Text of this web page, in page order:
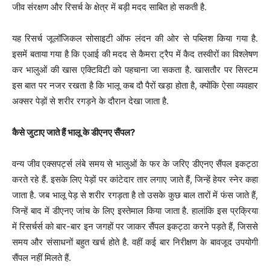
जीव संरक्षण और रिसर्च के क्षेत्र में बड़ी मदद साबित हो सकती है.
यह रिसर्च जूलॉजिकल सोसाइटी ऑफ लंदन की ओर से पब्लिश किया गया है.
इसमें बताया गया है कि एआई की मदद से कैमरा ट्रैप में कैद तस्वीरों का विश्लेषण
कर भालुओं की खास एक्टिविटी को पहचाना जा सकता है. खासतौर पर सिस्टम
इस बात पर नजर रखता है कि भालू कब दौ पैरों खड़ा होता है, क्योंकि ऐसा व्यवहार
अक्सर पेड़ों से शरीर रगड़ने के दौरान देखा जाता है.
कैसे जुटाए जाते हैं भालू के डीएनए सैंपल?
वन्य जीव एक्सपर्ट्स लंबे समय से भालुओं के फर के जरिए डीएनए सैंपल इकट्ठा
करते रहे हैं. इसके लिए पेड़ों पर कांटेदार तार लगाए जाते हैं, जिन्हें हेयर स्नेर कहा
जाता है. जब भालू पेड़ से शरीर रगड़ता है तो उसके कुछ बाल तारों में फंस जाते हैं,
जिन्हें बाद में डीएनए जांच के लिए इस्तेमाल किया जाता है. हालांकि इस प्रक्रिया
में रिसर्चर्स को बार-बार इन जगहों पर जाकर सैंपल इकट्ठा करने पड़ते हैं, जिससे
समय और संसाधनों बहुत खर्च होते है. वहीं कई बार निरीक्षण के बावजूद उपयोगी
सैंपल नहीं मिलते हैं.